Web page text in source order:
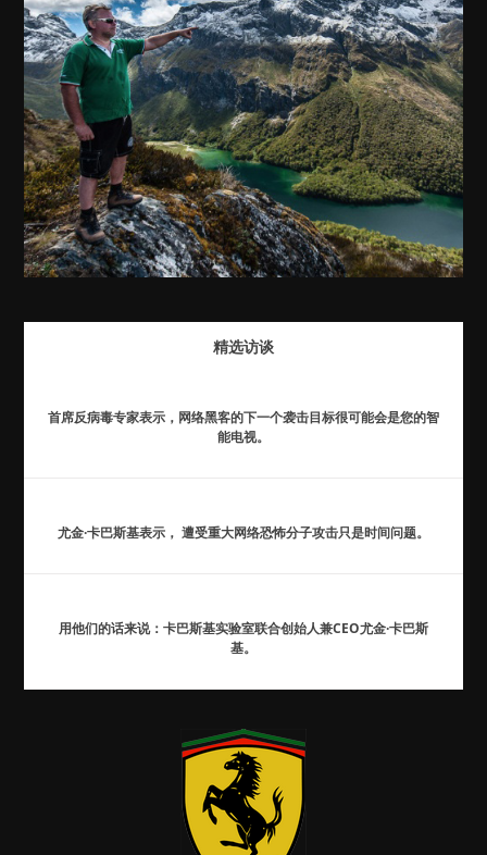
精选访谈
首席反病毒专家表示，网络黑客的下一个袭击目标很可能会是您的智
能电视。
尤金·卡巴斯基表示， 遭受重大网络恐怖分子攻击只是时间问题。
用他们的话来说：卡巴斯基实验室联合创始人兼CEO尤金·卡巴斯
基。